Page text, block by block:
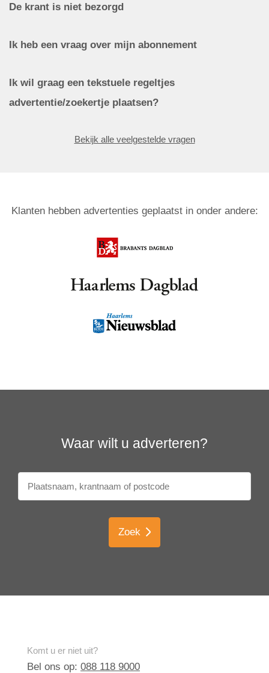
De krant is niet bezorgd
Ik heb een vraag over mijn abonnement
Ik wil graag een tekstuele regeltjes
advertentie/zoekertje plaatsen?
Bekijk alle veelgestelde vragen
Klanten hebben advertenties geplaatst in onder andere:
Waar wilt u adverteren?
Zoek
Komt u er niet uit?
Bel ons op: 088 118 9000